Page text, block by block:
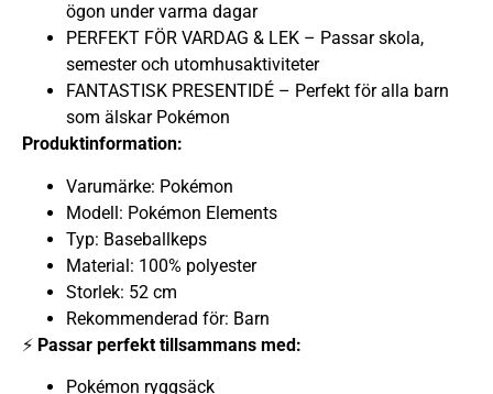
ögon under varma dagar
PERFEKT FÖR VARDAG & LEK – Passar skola,
semester och utomhusaktiviteter
FANTASTISK PRESENTIDÉ – Perfekt för alla barn
som älskar Pokémon
Produktinformation:
Varumärke: Pokémon
Modell: Pokémon Elements
Typ: Baseballkeps
Material: 100% polyester
Storlek: 52 cm
Rekommenderad för: Barn
⚡ Passar perfekt tillsammans med:
Pokémon ryggsäck